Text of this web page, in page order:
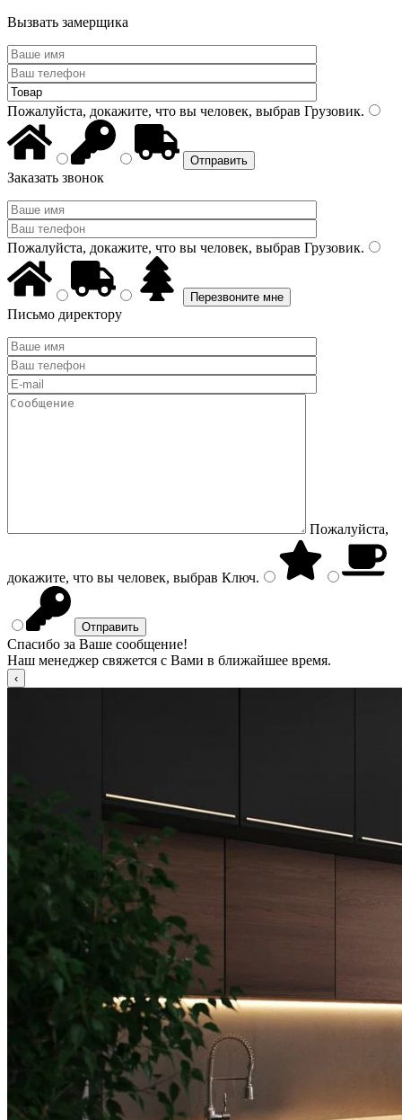
Вызвать замерщика
Пожалуйста, докажите, что вы человек, выбрав Грузовик.
Заказать звонок
Пожалуйста, докажите, что вы человек, выбрав Грузовик.
Письмо директору
Пожалуйста,
докажите, что вы человек, выбрав Ключ.
Спасибо за Ваше сообщение!
Наш менеджер свяжется с Вами в ближайшее время.